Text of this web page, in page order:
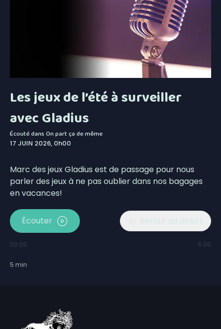
Les jeux de l’été à surveiller
avec Gladius
Écouté dansOn part ça de même
17 JUIN 2026, 0h00
Marc des jeux Gladius est de passage pour nous
parler des jeux à ne pas oublier dans nos bagages
en vacances!
Écouter Retour au direct
00:00 5:00
5 min